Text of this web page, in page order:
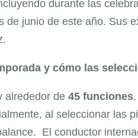
durante las
junio de este año. Sus
y cómo las
alrededor de 45 funciones
al seleccionar las
El conductor